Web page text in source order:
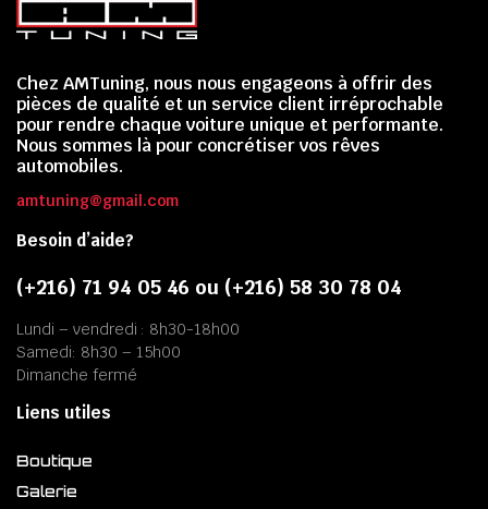
Chez AMTuning, nous nous engageons à offrir des
pièces de qualité et un service client irréprochable
pour rendre chaque voiture unique et performante.
Nous sommes là pour concrétiser vos rêves
automobiles.
amtuning@gmail.com
Besoin d’aide?
(+216) 71 94 05 46 ou (+216) 58 30 78 04
Lundi – vendredi : 8h30-18h00
Samedi: 8h30 – 15h00
Dimanche fermé
Liens utiles
Boutique
Galerie